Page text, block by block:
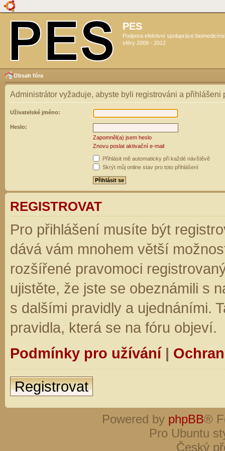
PES
Podpora efektivní spolupráce
sféry 2009 - 2012
Obsah fóra
Administrátor vyžaduje, abyste byli registrováni a přihlášeni
Uživatelské jméno:
Heslo:
Zapomněl(a) jsem heslo
Znovu poslat aktivační e-mail
Přihlásit mě automaticky při každé návštěvě
Skrýt můj online stav pro toto přihlášení
REGISTROVAT
Pro přihlášení musíte být
dává vám mnohem větší
rozšířené pravomoci
ujistěte, že jste se obeznámili s
s dalšími pravidly a ujednáními.
pravidla, která se na fóru objeví.
Podmínky pro užívání|
Registrovat
Powered by phpBB®
Pro Ubuntu
Český